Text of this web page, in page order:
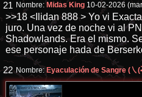
21 Nombre: Midas King 10-02-2026
>>18 <Ilidan 888 > Yo vi
juro. Una vez de noche vi al
Shadowlands. Era el mismo.
ese personaje hada de
22 Nombre: Eyaculación de Sangre (㇏